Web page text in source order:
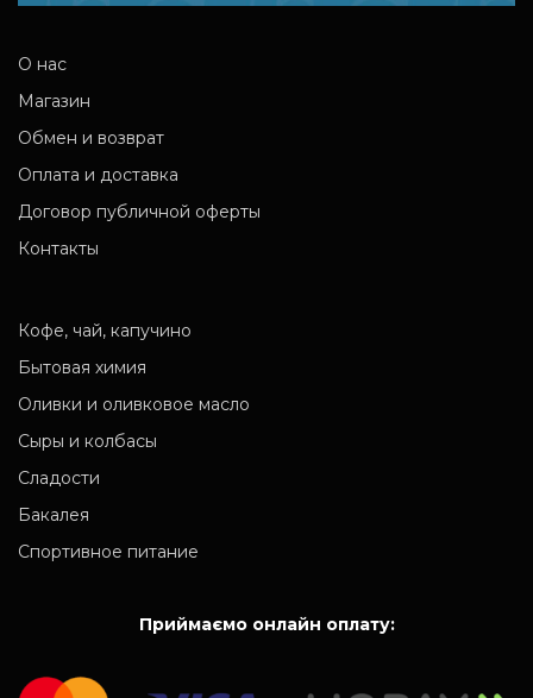
О нас
Магазин
Обмен и возврат
Оплата и доставка
Договор публичной оферты
Контакты
Кофе, чай, капучино
Бытовая химия
Оливки и оливковое масло
Сыры и колбасы
Сладости
Бакалея
Спортивное питание
Приймаємо онлайн оплату: